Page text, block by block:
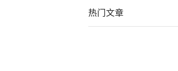
热门文章